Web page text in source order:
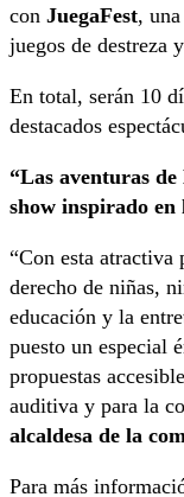
con JuegaFest,
juegos de destreza
En total, serán 10
destacados
“Las aventuras de
show inspirado
“Con esta atractiva
derecho de niñas,
educación y la
puesto un especial
propuestas
auditiva y para la
alcaldesa de la
Para más